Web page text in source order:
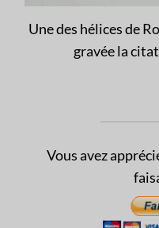
Une des hélices de
gravée la
Vous avez